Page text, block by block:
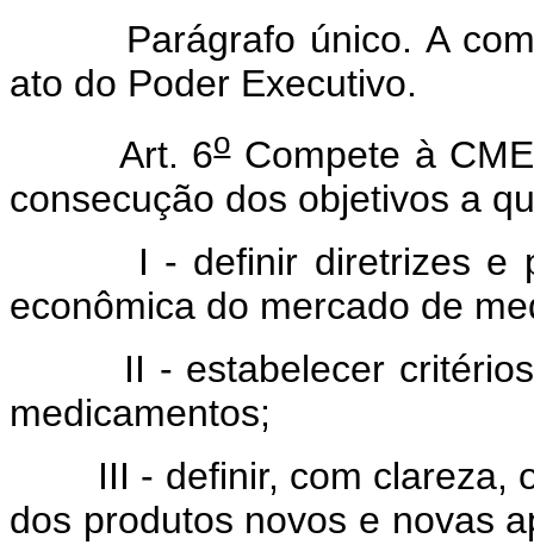
Parágrafo único. A
ato do Poder Executivo.
Art. 6oCompete à
consecução dos objetivos a
I - definir diretrizes e
econômica do mercado de
II - estabelecer critérios
medicamentos;
III - definir, com clareza,
dos produtos novos e novas